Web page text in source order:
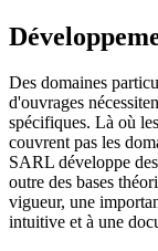
Des domaines
d'ouvrages
spécifiques. Là où
couvrent pas les
SARL développe
outre des bases
vigueur, une
intuitive et à une